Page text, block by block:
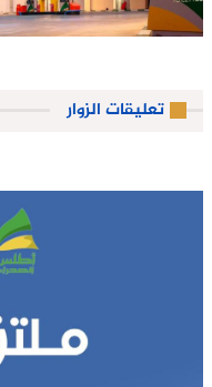
تعليقات الزوار